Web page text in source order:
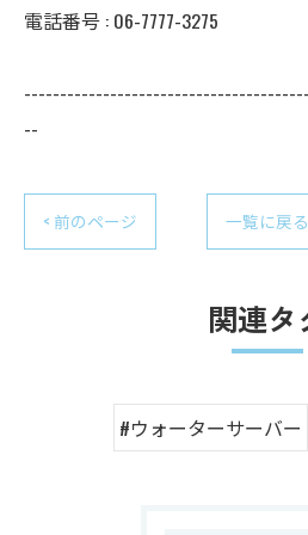
電話番号 : 06-7777-3275
--
< 前のページ 一覧に戻る
関連タ
#ウォーターサーバー